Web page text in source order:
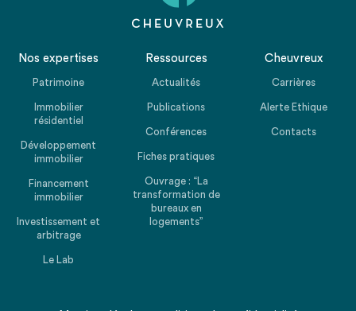
Nos expertises
Patrimoine
Immobilier
résidentiel
Développement
immobilier
Financement
immobilier
Investissement et
arbitrage
Le Lab
Ressources
Actualités
Publications
Conférences
Fiches pratiques
Ouvrage : “La
transformation de
bureaux en
logements”
Cheuvreux
Carrières
Alerte Ethique
Contacts